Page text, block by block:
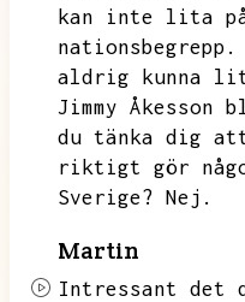
kan inte lita
nationsbegrepp.
aldrig kunna
Jimmy
du tänka dig att
riktigt gör
Sverige? Nej.
Martin
Intressant det